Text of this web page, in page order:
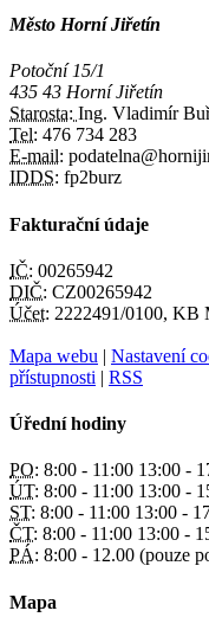
Město Horní Jiřetín
Potoční 15/1
435 43 Horní Jiřetín
Starosta: Ing. Vladimír
Tel: 476 734 283
E-mail:
IDDS: fp2burz
Fakturační údaje
IČ: 00265942
DIČ: CZ00265942
Účet: 2222491/0100, KB
Mapa webu | Nastavení
přístupnosti | RSS
Úřední hodiny
PO: 8:00 - 11:00 13:00 -
ÚT: 8:00 - 11:00 13:00 -
ST: 8:00 - 11:00 13:00 -
ČT: 8:00 - 11:00 13:00 -
PÁ: 8:00 - 12.00 (pouze
Mapa